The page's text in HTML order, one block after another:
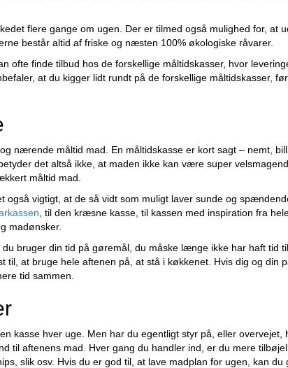
flere gange om ugen. Der er tilmed også mulighed for, at
består altid af friske og næsten 100% økologiske råvarer.
ofte finde tilbud hos de forskellige måltidskasser, hvor
at du kigger lidt rundt på de forskellige måltidskasser,
nærende måltid mad. En måltidskasse er kort sagt – nemt,
det altså ikke, at maden ikke kan være super
måltid mad.
vigtigt, at de så vidt som muligt laver sunde og
, til den kræsne kasse, til kassen med inspiration fra
madønsker.
bruger din tid på gøremål, du måske længe ikke har haft tid
at bruge hele aftenen på, at stå i køkkenet. Hvis dig og din
tid sammen.
kasse hver uge. Men har du egentligt styr på, eller overvejet,
til aftenens mad. Hver gang du handler ind, er du mere
slik osv. Hvis du er god til, at lave madplan for ugen, kan du